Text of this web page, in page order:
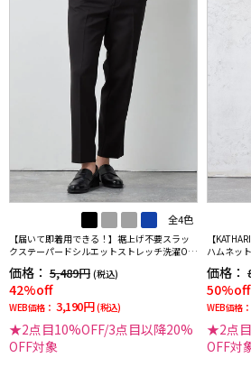
全4色
【届いて即着用できる！】裾上げ不要スラッ
クステーパードシルエットストレッチ洗濯OK
価格： 5,489円 (税込)
42%off
WEB価格： 3,190円 (税込)
★2点目10%OFF/3点目以降20%
OFF対象
【
ハムネッ
価格：
50%off
WEB価格：
★2点
OFF対